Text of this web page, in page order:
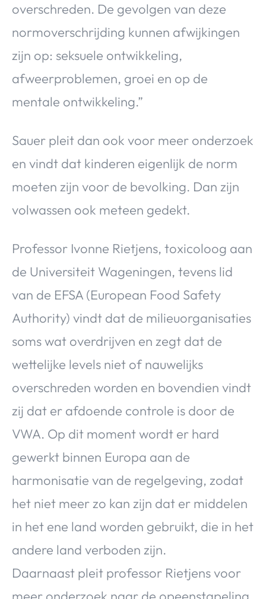
overschreden. De gevolgen van deze
normoverschrijding kunnen afwijkingen
zijn op: seksuele ontwikkeling,
afweerproblemen, groei en op de
mentale ontwikkeling.”
Sauer pleit dan ook voor meer onderzoek
en vindt dat kinderen eigenlijk de norm
moeten zijn voor de bevolking. Dan zijn
volwassen ook meteen gedekt.
Professor Ivonne Rietjens, toxicoloog aan
de Universiteit Wageningen, tevens lid
van de EFSA (European Food Safety
Authority) vindt dat de milieuorganisaties
soms wat overdrijven en zegt dat de
wettelijke levels niet of nauwelijks
overschreden worden en bovendien vindt
zij dat er afdoende controle is door de
VWA. Op dit moment wordt er hard
gewerkt binnen Europa aan de
harmonisatie van de regelgeving, zodat
het niet meer zo kan zijn dat er middelen
in het ene land worden gebruikt, die in het
andere land verboden zijn.
Daarnaast pleit professor Rietjens voor